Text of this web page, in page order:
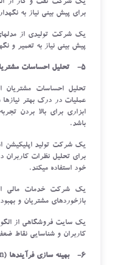
برای پیش بینی نیاز به
پیش بینی نیاز به تعمیر و
5- تحلیل احساسات مشتریان (Sentiment Analysis)
تحلیل احساسات مشتریان
عملیات در درک بهتر
ابزاری برای بالا بردن
باشد.
برای تحلیل نظرات کاربران
خود استفاده میکند.
یک شرکت خدمات مالی
بازخوردهای مشتریان و
یک سایت فروشگاهی از
کاربران و شناسایی نقاط
6- بهینه سازی فرآیندها (Process Optimization)